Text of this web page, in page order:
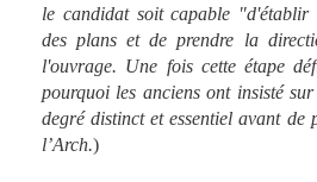
le candidat soit capable "d'établir
des plans et de prendre la
l'ouvrage. Une fois cette étape
pourquoi les anciens ont insisté
degré distinct et essentiel avant de
l’Arch.)